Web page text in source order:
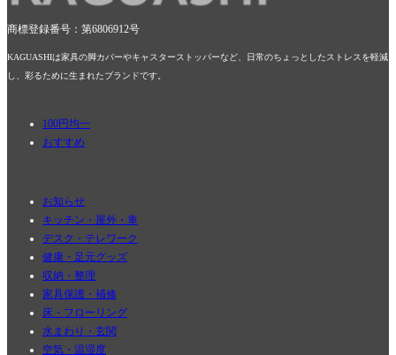
商標登録番号：第6806912号
KAGUASHIは家具の脚カバーやキャスターストッパーなど、日常のちょっとしたストレスを軽減
し、彩るために生まれたブランドです。
100円均一
おすすめ
お知らせ
キッチン・屋外・車
デスク・テレワーク
健康・足元グッズ
収納・整理
家具保護・補修
床・フローリング
水まわり・玄関
空気・温湿度